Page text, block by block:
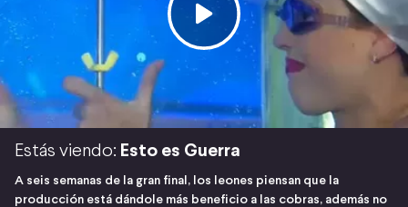
Estás viendo: Esto es Guerra
A seis semanas de la gran final, los leones piensan que la
producción está dándole más beneficio a las cobras, además no